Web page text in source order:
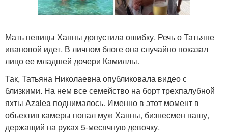
Мать певицы Ханны допустила ошибку. Речь о Татьяне
ивановой идет. В личном блоге она случайно показал
лицо ее младшей дочери Камиллы.
Так, Татьяна Николаевна опубликовала видео с
близкими. На нем все семейство на борт трехпалубной
яхты Azalea поднималось. Именно в этот момент в
объектив камеры попал муж Ханны, бизнесмен пашу,
держащий на руках 5-месячную девочку.